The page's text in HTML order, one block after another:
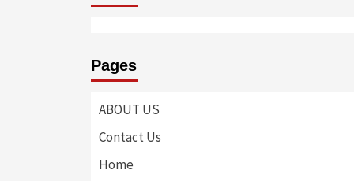
Pages
ABOUT US
Contact Us
Home